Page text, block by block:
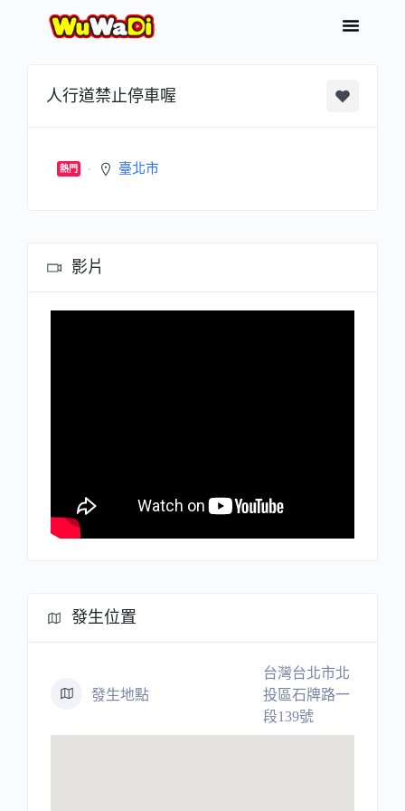
人行道禁止停車喔
熱門 臺北市
影片
發生位置
發生地點
台灣台北市北
投區石牌路一
段139號